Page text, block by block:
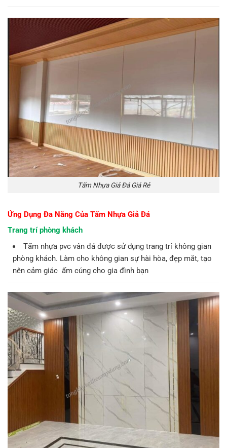
Tấm Nhựa Giả Đá Giá Rẻ
Ứng Dụng Đa Năng Của Tấm Nhựa Giả Đá
Trang trí phòng khách
Tấm nhựa pvc vân đá được sử dụng trang trí không gian
phòng khách. Làm cho không gian sự hài hòa, đẹp mắt, tạo
nên cảm giác ấm cúng cho gia đình bạn